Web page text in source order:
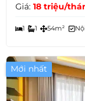
Giá: 18 triệu/
1 1 54m²
Mới nhất